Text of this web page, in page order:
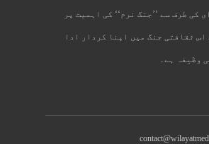
کی طرف سے ’’جنگ نرم‘‘ کی اہمیت پر
اس ثقافتی جنگ میں اپنا کردار ادا
وظیفہ ہے۔